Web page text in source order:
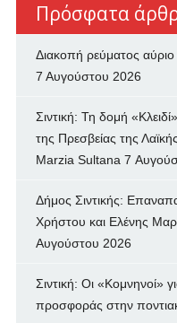
Πρόσφατα
Διακοπή ρεύματος αύριο
7 Αυγούστου 2026
Σιντική: Τη δομή
της Πρεσβείας της
Marzia Sultana 7
Δήμος Σιντικής:
Χρήστου και Ελένης
Αυγούστου 2026
Σιντική: Οι «Κομνηνοί»
προσφοράς στην